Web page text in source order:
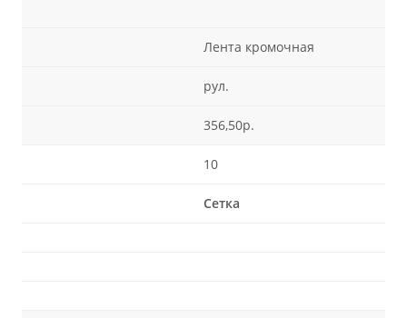
Лента кромочная
рул.
356,50р.
10
Сетка